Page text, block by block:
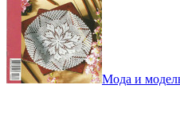
Мода и